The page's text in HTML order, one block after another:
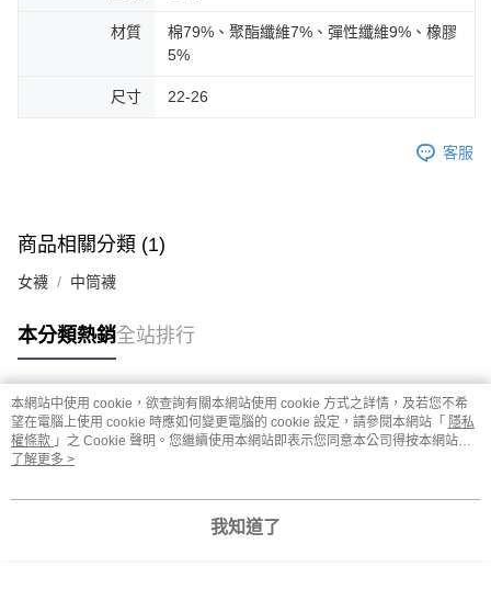
材質
棉79%、聚酯纖維7%、彈性纖維9%、橡膠
5%
尺寸 22-26
客服
商品相關分類 (1)
女襪 中筒襪
本分類熱銷全站排行
熱門標籤
本網站中使用 cookie，欲查詢有關本網站使用 cookie 方式之詳情，及若您不希
望在電腦上使用 cookie 時應如何變更電腦的 cookie 設定，請參閱本網站「 隱私
權條款 」之 Cookie 聲明。您繼續使用本網站即表示您同意本公司得按本網站使
用條款之 Cookie 聲明使用 cookie。
了解更多 >
我知道了